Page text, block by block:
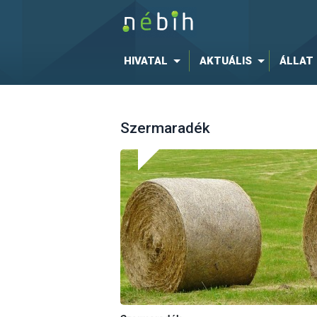
HIVATAL AKTUÁLIS ÁLLAT
Szermaradék